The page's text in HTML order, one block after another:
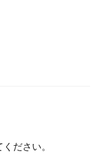
ください。